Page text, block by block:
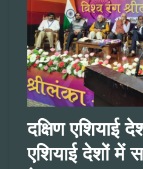
दक्षिण एशियाई
एशियाई देशों में